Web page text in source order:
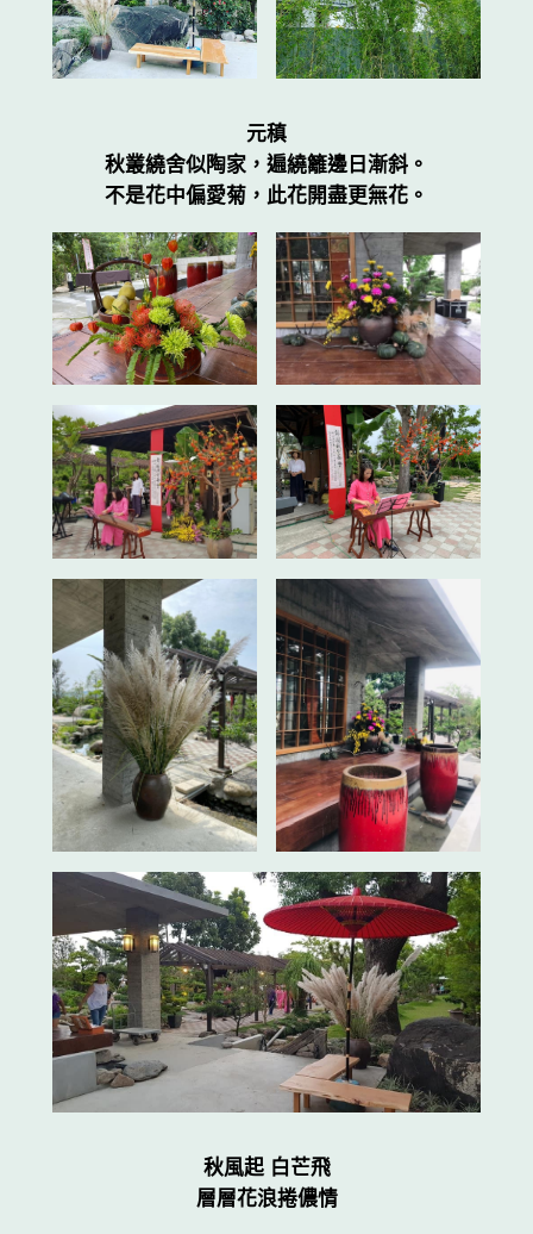
元稹
秋叢繞舍似陶家，遍繞籬邊日漸斜。
不是花中偏愛菊，此花開盡更無花。
秋風起 白芒飛
層層花浪捲儂情